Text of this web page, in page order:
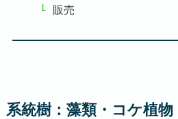
販売
系統樹：藻類・コケ植物